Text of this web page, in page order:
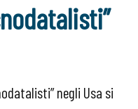
negli Usa si